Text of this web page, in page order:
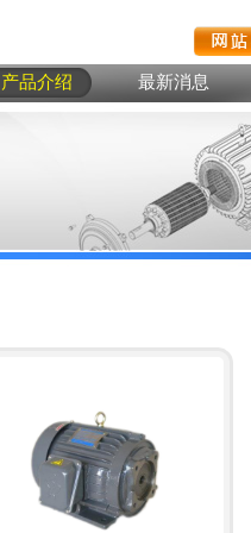
产品介绍 最新消息